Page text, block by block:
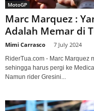
MotoGP
Marc Marquez :
Adalah Memar di
Mimi Carrasco 7 July 2024
RiderTua.com - Marc Marquez
sehingga harus pergi ke
Namun rider Gresini...